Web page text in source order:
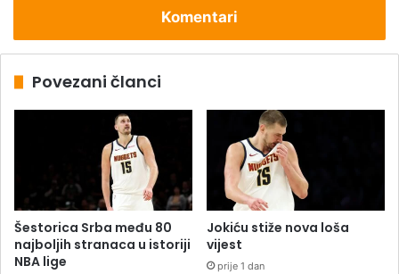
Komentari
Povezani članci
Šestorica Srba među 80
najboljih stranaca u istoriji
NBA lige
Jokiću stiže nova loša
vijest
prije 1 dan